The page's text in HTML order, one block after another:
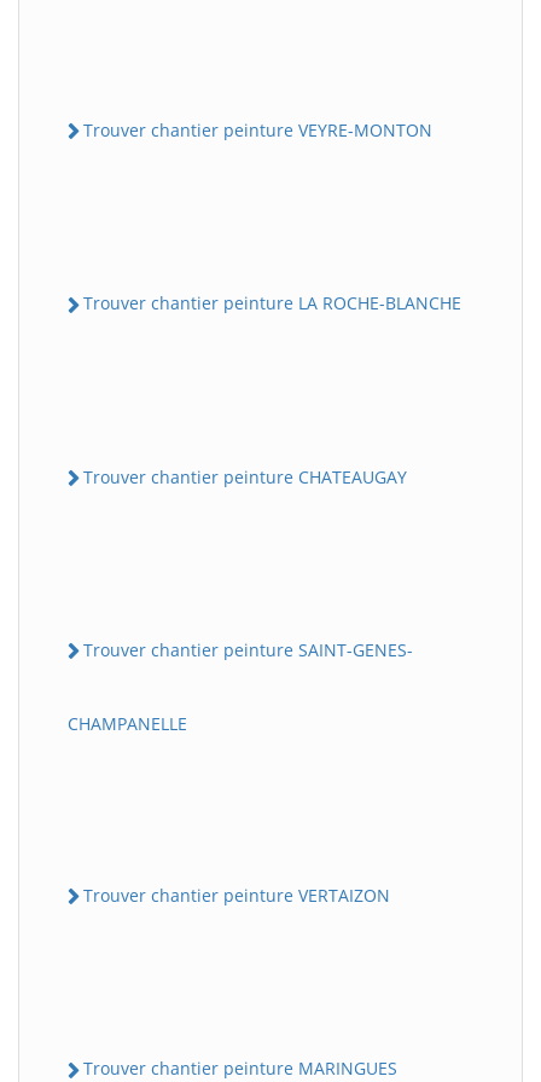
Trouver chantier peinture VEYRE-MONTON
Trouver chantier peinture LA ROCHE-BLANCHE
Trouver chantier peinture CHATEAUGAY
Trouver chantier peinture SAINT-GENES-
CHAMPANELLE
Trouver chantier peinture VERTAIZON
Trouver chantier peinture MARINGUES